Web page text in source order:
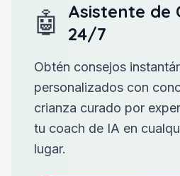
🤖
Asistente de
24/7
Obtén consejos
personalizados con
crianza curado por
tu coach de IA en
lugar.